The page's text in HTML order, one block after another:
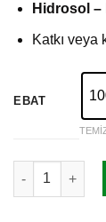
Hidrosol –
Katkı veya
EBAT
Defne